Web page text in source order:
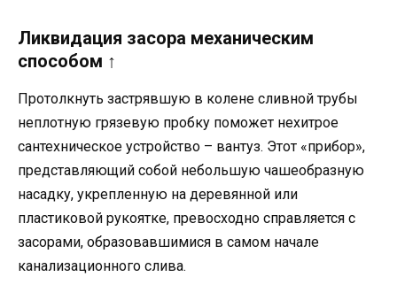
Ликвидация засора механическим
способом ↑
Протолкнуть застрявшую в колене сливной трубы
неплотную грязевую пробку поможет нехитрое
сантехническое устройство – вантуз. Этот «прибор»,
представляющий собой небольшую чашеобразную
насадку, укрепленную на деревянной или
пластиковой рукоятке, превосходно справляется с
засорами, образовавшимися в самом начале
канализационного слива.